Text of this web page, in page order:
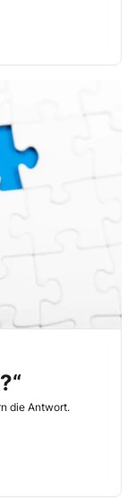
die Antwort.